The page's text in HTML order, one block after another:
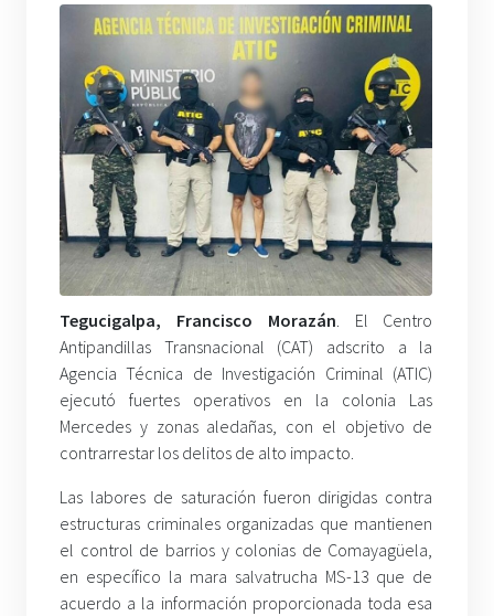
Tegucigalpa, Francisco Morazán . El Centro
Antipandillas Transnacional (CAT) adscrito a la
Agencia Técnica de Investigación Criminal (ATIC)
ejecutó fuertes operativos en la colonia Las
Mercedes y zonas aledañas, con el objetivo de
contrarrestar los delitos de alto impacto.
Las labores de saturación fueron dirigidas contra
estructuras criminales organizadas que mantienen
el control de barrios y colonias de Comayagüela,
en específico la mara salvatrucha MS-13 que de
acuerdo a la información proporcionada toda esa